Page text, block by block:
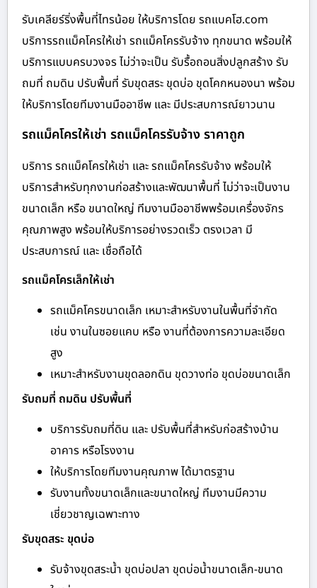
รับเคลียร์ริ่งพื้นที่ไทรน้อย ให้บริการโดย รถแบคโฮ.com
บริการรถแม็คโครให้เช่า รถแม็คโครรับจ้าง ทุกขนาด พร้อมให้
บริการแบบครบวงจร ไม่ว่าจะเป็น รับรื้อถอนสิ่งปลูกสร้าง รับ
ถมที่ ถมดิน ปรับพื้นที่ รับขุดสระ ขุดบ่อ ขุดโคกหนองนา พร้อม
ให้บริการโดยทีมงานมืออาชีพ และ มีประสบการณ์ยาวนาน
รถแม็คโครให้เช่า รถแม็คโครรับจ้าง ราคาถูก
บริการ รถแม็คโครให้เช่า และ รถแม็คโครรับจ้าง พร้อมให้
บริการสำหรับทุกงานก่อสร้างและพัฒนาพื้นที่ ไม่ว่าจะเป็นงาน
ขนาดเล็ก หรือ ขนาดใหญ่ ทีมงานมืออาชีพพร้อมเครื่องจักร
คุณภาพสูง พร้อมให้บริการอย่างรวดเร็ว ตรงเวลา มี
ประสบการณ์ และ เชื่อถือได้
รถแม็คโครเล็กให้เช่า
รถแม็คโครขนาดเล็ก เหมาะสำหรับงานในพื้นที่จำกัด
เช่น งานในซอยแคบ หรือ งานที่ต้องการความละเอียด
สูง
เหมาะสำหรับงานขุดลอกดิน ขุดวางท่อ ขุดบ่อขนาดเล็ก
รับถมที่ ถมดิน ปรับพื้นที่
บริการรับถมที่ดิน และ ปรับพื้นที่สำหรับก่อสร้างบ้าน
อาคาร หรือโรงงาน
ให้บริการโดยทีมงานคุณภาพ ได้มาตรฐาน
รับงานทั้งขนาดเล็กและขนาดใหญ่ ทีมงานมีความ
เชี่ยวชาญเฉพาะทาง
รับขุดสระ ขุดบ่อ
รับจ้างขุดสระน้ำ ขุดบ่อปลา ขุดบ่อน้ำขนาดเล็ก-ขนาด